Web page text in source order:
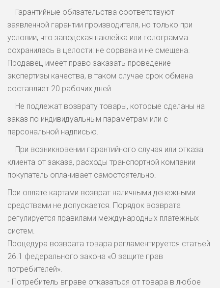
Гарантийные обязательства соответствуют
заявленной гарантии производителя, но только при
условии, что заводская наклейка или голограмма
сохранилась в целости: не сорвана и не смещена.
Продавец имеет право заказать проведение
экспертизы качества, в таком случае срок обмена
составляет 20 рабочих дней.
Не подлежат возврату товары, которые сделаны на
заказ по индивидуальным параметрам или с
персональной надписью.
При возникновении гарантийного случая или отказа
клиента от заказа, расходы транспортной компании
покупатель оплачивает самостоятельно.
При оплате картами возврат наличными денежными
средствами не допускается. Порядок возврата
регулируется правилами международных платежных
систем.
Процедура возврата товара регламентируется статьей
26.1 федерального закона «О защите прав
потребителей».
- Потребитель вправе отказаться от товара в любое